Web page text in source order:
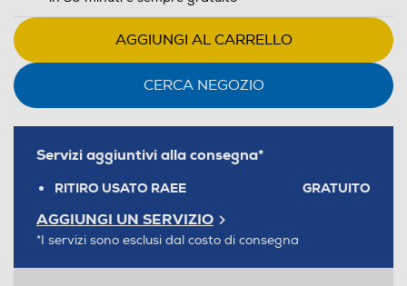
AGGIUNGI AL CARRELLO
CERCA NEGOZIO
Servizi aggiuntivi alla consegna*
RITIRO USATO RAEE GRATUITO
AGGIUNGI UN SERVIZIO
*I servizi sono esclusi dal costo di consegna